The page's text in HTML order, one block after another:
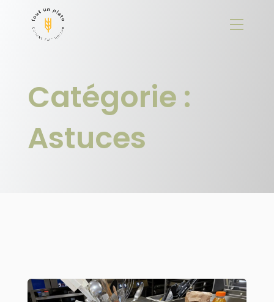
Catégorie :
Astuces
Panneau de gestion des cookies